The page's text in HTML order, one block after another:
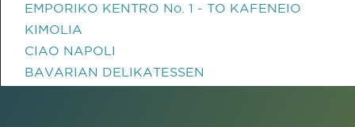
EMPORIKO KENTRO No. 1 - TO KAFENEIO
KIMOLIA
CIAO NAPOLI
BAVARIAN DELIKATESSEN